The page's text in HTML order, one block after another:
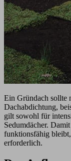
Ein Gründach sollte
Dachabdichtung,
gilt sowohl für
Sedumdächer.
funktionsfähig
erforderlich.